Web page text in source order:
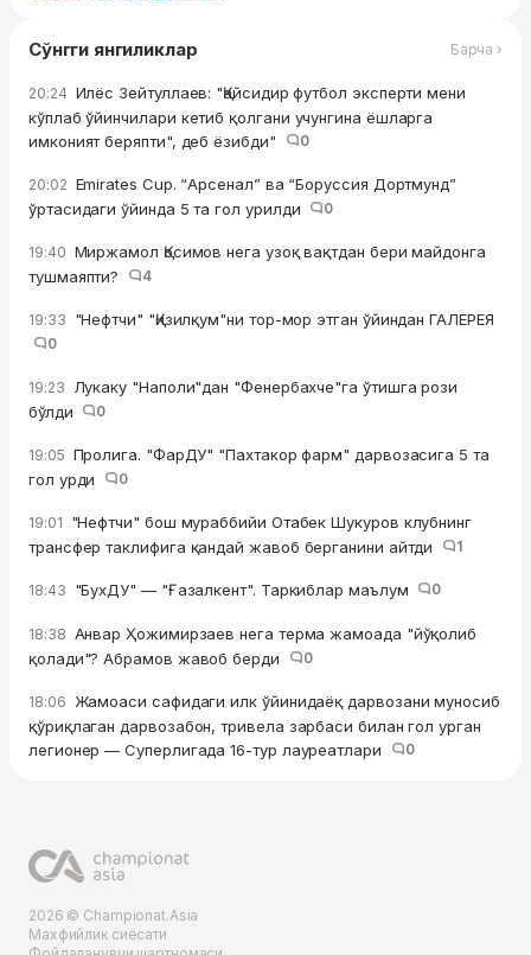
Сўнгги янгиликлар Барча ›
20:24 Илёс Зейтуллаев: "Қайсидир футбол эксперти мени
кўплаб ўйинчилари кетиб қолгани учунгина ёшларга
имконият беряпти", деб ёзибди"
0
20:02 Emirates Cup. “Арсенал” ва “Боруссия Дортмунд”
ўртасидаги ўйинда 5 та гол урилди
0
19:40 Миржамол Қосимов нега узоқ вақтдан бери майдонга
тушмаяпти?
4
19:33 "Нефтчи" "Қизилқум"ни тор-мор этган ўйиндан ГАЛЕРЕЯ
0
19:23
Лукаку "Наполи"дан "Фенербахче"га ўтишга рози
бўлди
0
19:05 Пролига. "ФарДУ" "Пахтакор фарм" дарвозасига 5 та
гол урди
0
19:01 "Нефтчи" бош мураббийи Отабек Шукуров клубнинг
трансфер таклифига қандай жавоб берганини айтди
1
18:43 "БухДУ" — "Ғазалкент". Таркиблар маълум 0
18:38 Анвар Ҳожимирзаев нега терма жамоада "йўқолиб
қолади"? Абрамов жавоб берди
0
18:06 Жамоаси сафидаги илк ўйинидаёқ дарвозани муносиб
қўриқлаган дарвозабон, тривела зарбаси билан гол урган
легионер — Суперлигада 16-тур лауреатлари
0
2026 © Championat.Asia
Махфийлик сиёсати